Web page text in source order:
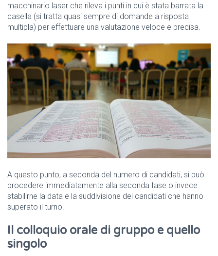
macchinario laser che rileva i punti in cui è stata barrata la
casella (si tratta quasi sempre di domande a risposta
multipla) per effettuare una valutazione veloce e precisa.
A questo punto, a seconda del numero di candidati, si può
procedere immediatamente alla seconda fase o invece
stabilirne la data e la suddivisione dei candidati che hanno
superato il turno.
Il colloquio orale di gruppo e quello
singolo